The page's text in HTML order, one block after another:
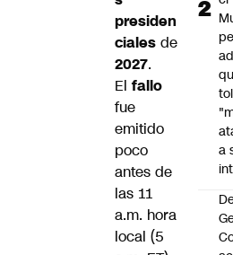
presiden
ciales de
2027.
El fallo
fue
emitido
poco
antes de
las 11
a.m. hora
local (5
a